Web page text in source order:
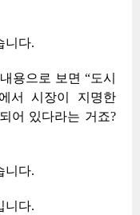
니다.
용으로 보면 “도시
서 시장이 지명한
어 있다라는 거죠?
니다.
니다.